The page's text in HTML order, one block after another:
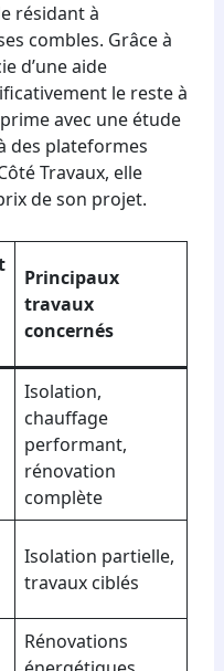
résidant à
combles. Grâce à
d’une aide
le reste à
avec une étude
des plateformes
Travaux, elle
de son projet.
Principaux
travaux
concernés
Isolation,
chauffage
performant,
rénovation
complète
Isolation partielle,
travaux ciblés
Rénovations